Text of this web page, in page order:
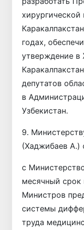
годах,
утверждение в
депутатов
в
Узбекистан.
9.
(Хаджибаев А.)
с
месячный срок
Министров
системы
труда